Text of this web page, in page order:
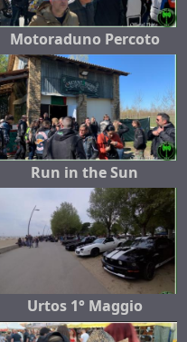
Motoraduno Percoto
Run in the Sun
Urtos 1° Maggio